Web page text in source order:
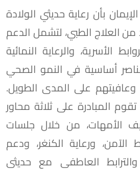
بأن رعاية حديثي الولادة
العلاج الطبي، لتشمل الدعم
الأسرية، والرعاية النمائية
عناصر أساسية في النمو الصحي
على المدى الطويل.
المبادرة على ثلاثة محاور
الأمهات، من خلال جلسات
الآمن، ورعاية الكنغر، ودعم
والترابط العاطفي مع حديثي